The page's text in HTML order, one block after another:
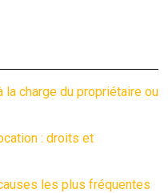
charge du propriétaire ou
: droits et
les plus fréquentes